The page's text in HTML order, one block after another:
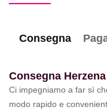
Consegna
Consegna Herzena
Ci impegniamo a far sì
modo rapido e